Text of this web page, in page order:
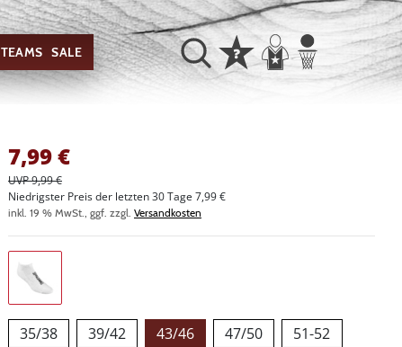
TEAMS SALE
7,99€
UVP 9,99 €
Niedrigster Preis der letzten 30 Tage 7,99 €
inkl. 19 % MwSt., ggf. zzgl. Versandkosten
35/38 39/42 43/46 47/50 51-52